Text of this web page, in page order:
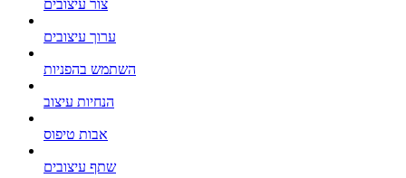
צור עיצובים
ערוך עיצובים
השתמש בהפניות
הנחיות עיצוב
אבות טיפוס
שתף עיצובים